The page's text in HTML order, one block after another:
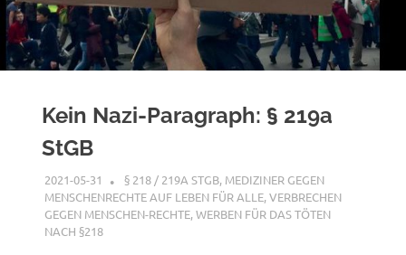
Kein Nazi-Paragraph: § 219a
StGB
2021-05-31 XX
§ 218 / 219A STGB, MEDIZINER GEGEN
MENSCHENRECHTE AUF LEBEN FÜR ALLE,VERBRECHEN
GEGEN MENSCHEN-RECHTE,WERBEN FÜR DAS TÖTEN
NACH §218